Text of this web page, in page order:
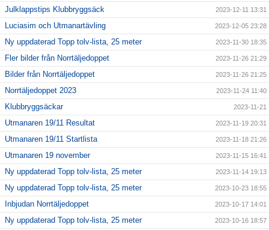
Julklappstips Klubbryggsäck 2023-12-11 13:31
Luciasim och Utmanartävling 2023-12-05 23:28
Ny uppdaterad Topp tolv-lista, 25 meter 2023-11-30 18:35
Fler bilder från Norrtäljedoppet 2023-11-26 21:29
Bilder från Norrtäljedoppet 2023-11-26 21:25
Norrtäljedoppet 2023 2023-11-24 11:40
Klubbryggsäckar 2023-11-21
Utmanaren 19/11 Resultat 2023-11-19 20:31
Utmanaren 19/11 Startlista 2023-11-18 21:26
Utmanaren 19 november 2023-11-15 16:41
Ny uppdaterad Topp tolv-lista, 25 meter 2023-11-14 19:13
Ny uppdaterad Topp tolv-lista, 25 meter 2023-10-23 18:55
Inbjudan Norrtäljedoppet 2023-10-17 14:01
Ny uppdaterad Topp tolv-lista, 25 meter 2023-10-16 18:57